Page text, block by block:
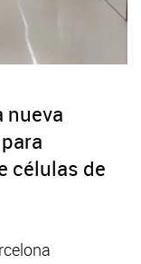
nueva
células de